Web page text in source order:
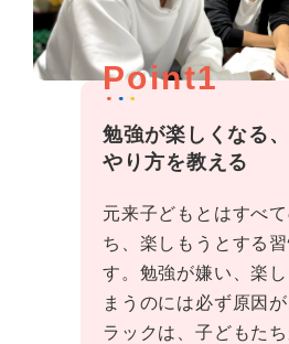
Point1
勉強が楽しくなる
やり方を教える
元来子どもとはすべ
ち、楽しもうとする
す。勉強が嫌い、楽
まうのには必ず原因
ラックは、子どもた